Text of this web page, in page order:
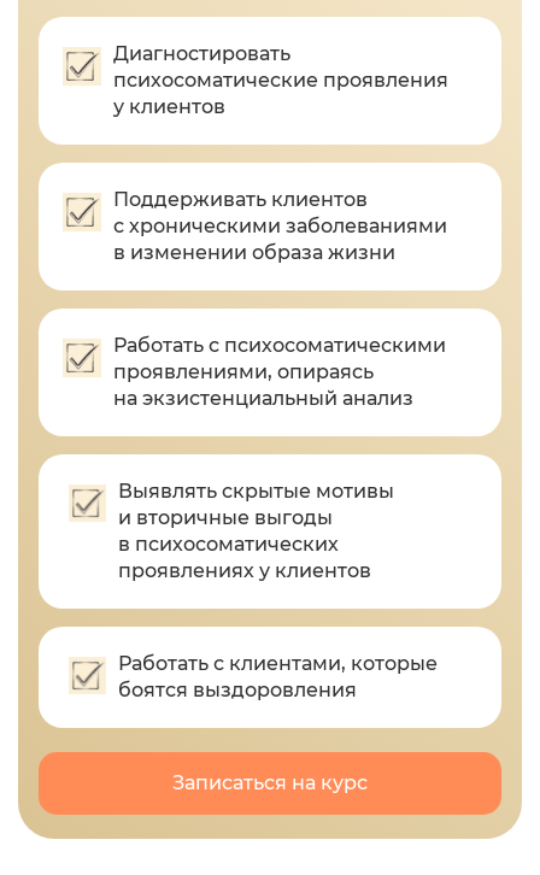
Диагностировать
психосоматические проявления
у клиентов
Поддерживать клиентов
с хроническими заболеваниями
в изменении образа жизни
Работать с психосоматическими
проявлениями, опираясь
на экзистенциальный анализ
Выявлять скрытые мотивы
и вторичные выгоды
в психосоматических
проявлениях у клиентов
Работать с клиентами, которые
боятся выздоровления
Записаться на курс